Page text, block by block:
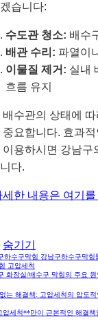
습니다:
수도관 청소: 배수
배관 수리: 파열이
이물질 제거: 실내
흐름 유지
배수관의 상태에
중요합니다. 효과
이용하시면 강남구
다.
세한 내용은 여기
숨기기
하수구막힘 강남구하수구막힘
고압세척
화장실/배수구 막힘의 주요 원
는 해결책: 고압세척의 압도적
압세척**만이 근본적인 해결책